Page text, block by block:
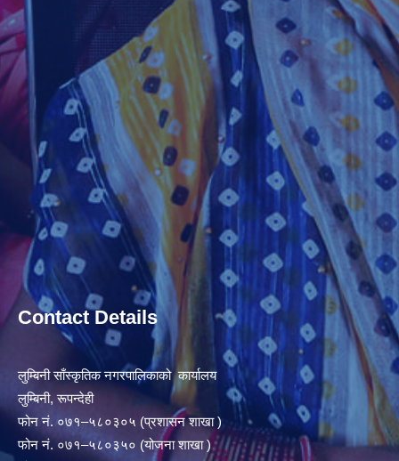
Contact Details
लुम्बिनी साँस्कृतिक नगरपालिकाको कार्यालय
लुम्बिनी, रूपन्देही
फोन नं. ०७१–५८०३०५ (प्रशासन शाखा )
फोन नं. ०७१–५८०३५० (योजना शाखा )